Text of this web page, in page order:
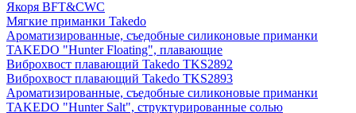
Якоря BFT&CWC
Мягкие приманки Takedo
Ароматизированные, съедобные силиконовые приманки
TAKEDO "Hunter Floating", плавающие
Виброхвост плавающий Takedo TKS2892
Виброхвост плавающий Takedo TKS2893
Ароматизированные, съедобные силиконовые приманки
TAKEDO "Hunter Salt", структурированные солью